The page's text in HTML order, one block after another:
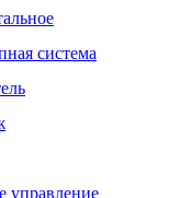
система
управление